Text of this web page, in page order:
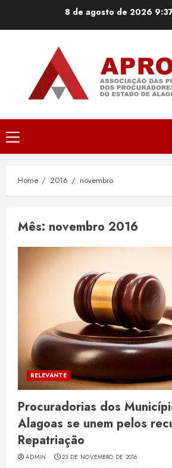
8 de agosto de 2026
Primary
Menu
Home 2016 novembro
Mês: novembro 2016
RELEVANTE
Procuradorias dos
Alagoas se unem pelos
Repatriação
ADMIN 23 DE NOVEMBRO DE 2016